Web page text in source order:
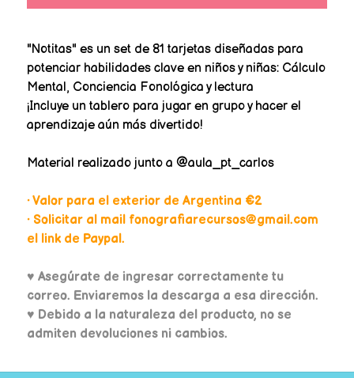
"Notitas" es un set de 81 tarjetas diseñadas para
potenciar habilidades clave en niños y niñas: Cálculo
Mental, Conciencia Fonológica y lectura
¡Incluye un tablero para jugar en grupo y hacer el
aprendizaje aún más divertido!
Material realizado junto a @aula_pt_carlos
• Valor para el exterior de Argentina €2
• Solicitar al mail fonografiarecursos@gmail.com
el link de Paypal.
♥ Asegúrate de ingresar correctamente tu
correo. Enviaremos la descarga a esa dirección.
♥ Debido a la naturaleza del producto, no se
admiten devoluciones ni cambios.